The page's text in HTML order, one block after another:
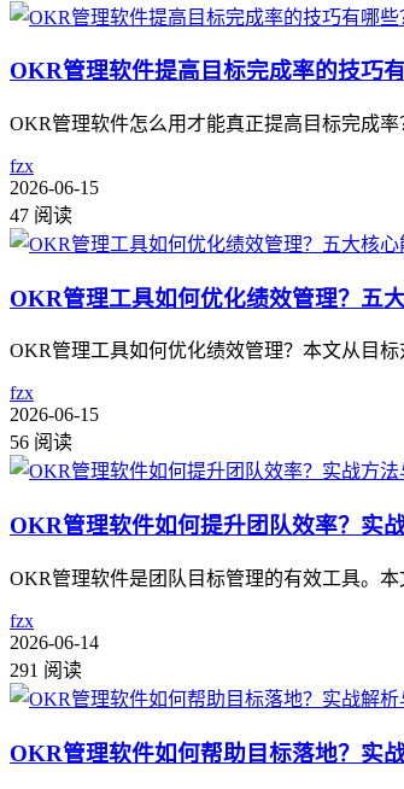
OKR管理软件提高目标完成率的技巧有
OKR管理软件怎么用才能真正提高目标完成
fzx
2026-06-15
47 阅读
OKR管理工具如何优化绩效管理？五
OKR管理工具如何优化绩效管理？本文从目
fzx
2026-06-15
56 阅读
OKR管理软件如何提升团队效率？实
OKR管理软件是团队目标管理的有效工具。
fzx
2026-06-14
291 阅读
OKR管理软件如何帮助目标落地？实